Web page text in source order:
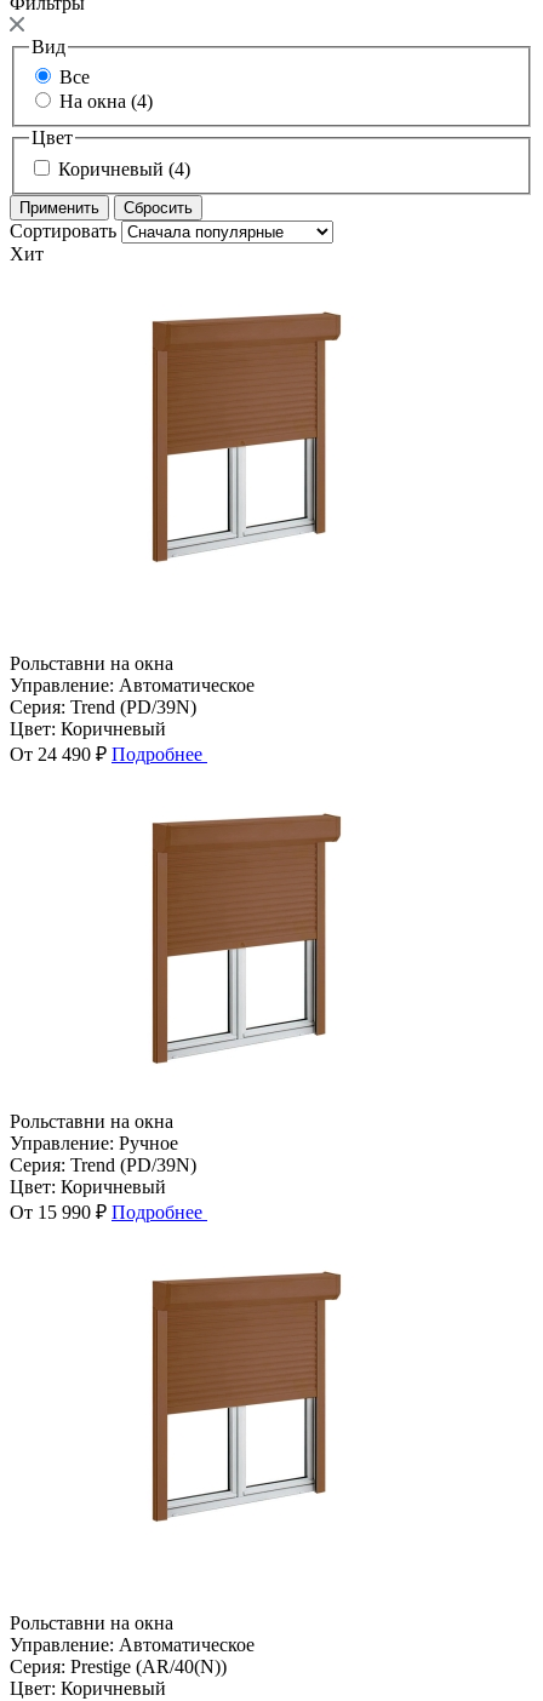
Вид
Все
На окна (4)
Цвет
Коричневый (4)
Сортировать
Хит
Рольставни на окна
Управление: Автоматическое
Серия: Trend (PD/39N)
Цвет: Коричневый
От 24 490 ₽ Подробнее
Рольставни на окна
Управление: Ручное
Серия: Trend (PD/39N)
Цвет: Коричневый
От 15 990 ₽ Подробнее
Рольставни на окна
Управление: Автоматическое
Серия: Prestige (AR/40(N))
Цвет: Коричневый